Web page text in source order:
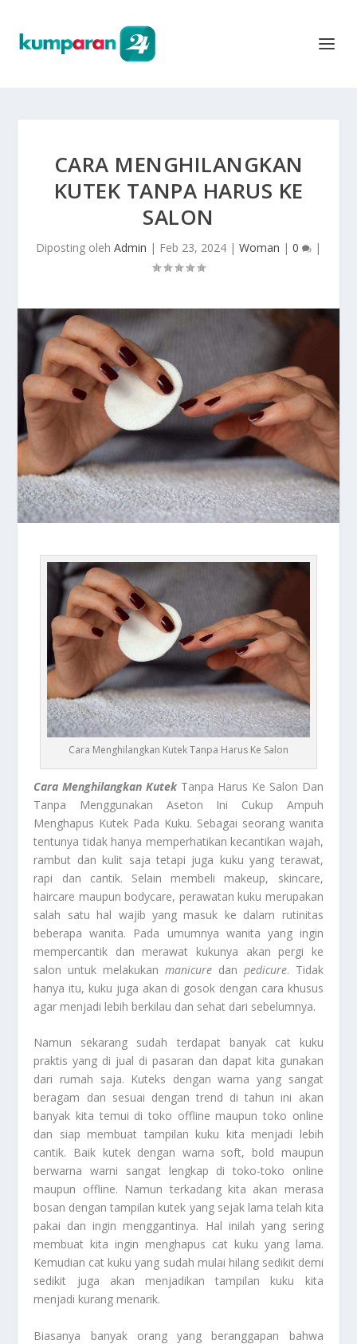
CARA MENGHILANGKAN
KUTEK TANPA HARUS KE
SALON
Diposting oleh Admin | Feb 23, 2024 | Woman | 0 |
Cara Menghilangkan Kutek Tanpa Harus Ke Salon
Cara Menghilangkan KutekTanpa Harus Ke Salon Dan
Tanpa Menggunakan Aseton Ini Cukup Ampuh
Menghapus Kutek Pada Kuku. Sebagai seorang wanita
tentunya tidak hanya memperhatikan kecantikan wajah,
rambut dan kulit saja tetapi juga kuku yang terawat,
rapi dan cantik. Selain membeli makeup, skincare,
haircare maupun bodycare, perawatan kuku merupakan
salah satu hal wajib yang masuk ke dalam rutinitas
beberapa wanita. Pada umumnya wanita yang ingin
mempercantik dan merawat kukunya akan pergi ke
salon untuk melakukan manicure dan pedicure. Tidak
hanya itu, kuku juga akan di gosok dengan cara khusus
agar menjadi lebih berkilau dan sehat dari sebelumnya.
Namun sekarang sudah terdapat banyak cat kuku
praktis yang di jual di pasaran dan dapat kita gunakan
dari rumah saja. Kuteks dengan warna yang sangat
beragam dan sesuai dengan trend di tahun ini akan
banyak kita temui di toko offline maupun toko online
dan siap membuat tampilan kuku kita menjadi lebih
cantik. Baik kutek dengan warna soft, bold maupun
berwarna warni sangat lengkap di toko-toko online
maupun offline. Namun terkadang kita akan merasa
bosan dengan tampilan kutek yang sejak lama telah kita
pakai dan ingin menggantinya. Hal inilah yang sering
membuat kita ingin menghapus cat kuku yang lama.
Kemudian cat kuku yang sudah mulai hilang sedikit demi
sedikit juga akan menjadikan tampilan kuku kita
menjadi kurang menarik.
Biasanya banyak orang yang beranggapan bahwa